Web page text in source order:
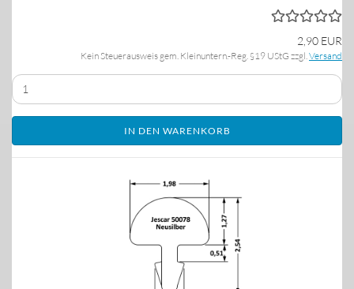
2,90 EUR
Kein Steuerausweis gem. Kleinuntern.-Reg. §19 UStG zzgl. Versand
IN DEN WARENKORB